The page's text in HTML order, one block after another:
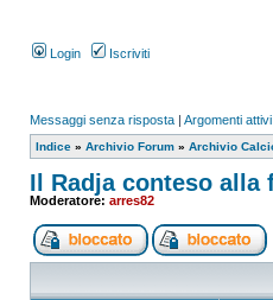
Login Iscriviti
Messaggi senza risposta | Argomenti attivi
Indice » Archivio Forum » Archivio
Il Radja conteso alla
Moderatore: arres82